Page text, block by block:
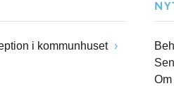
i kommunhuset